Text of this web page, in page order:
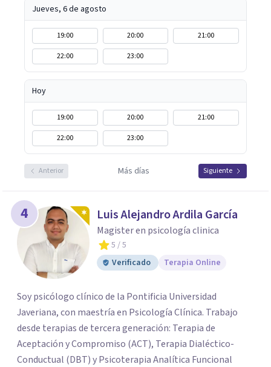
Jueves, 6 de agosto
19:00 20:00
21:00
22:00
23:00
Hoy
19:00 20:00
21:00
22:00
23:00
Anterior Más días Siguiente
4 Luis Alejandro Ardila García
Magister en psicología clinica
5 / 5
Verificado
Terapia Online
Soy psicólogo clínico de la Pontificia Universidad
Javeriana, con maestría en Psicología Clínica. Trabajo
desde terapias de tercera generación: Terapia de
Aceptación y Compromiso (ACT), Terapia Dialéctico-
Conductual (DBT) y Psicoterapia Analítica Funcional